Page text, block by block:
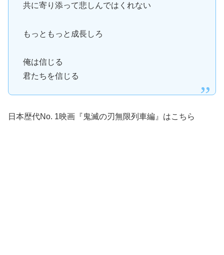
共に寄り添って悲しんではくれない
もっともっと成長しろ
俺は信じる
君たちを信じる
日本歴代No. 1映画『鬼滅の刃無限列車編』はこちら